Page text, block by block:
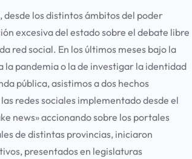
desde los distintos ámbitos del poder
excesiva del estado sobre el debate libre
red social. En los últimos meses bajo la
la pandemia o la de investigar la identidad
pública, asistimos a dos hechos
redes sociales implementado desde el
news» accionando sobre los portales
de distintas provincias, iniciaron
presentados en legislaturas